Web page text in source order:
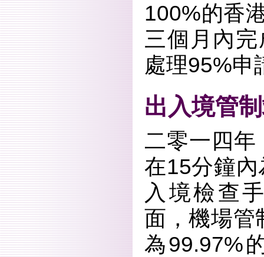
100%的香
三個月內
處理95%申
出入境管
二零一四年
在15分鐘
入境檢查
面，機場管
為99.97%